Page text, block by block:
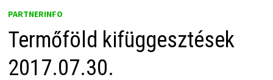
PARTNERINFO
Termőföld kifüggesztések
2017.07.30.